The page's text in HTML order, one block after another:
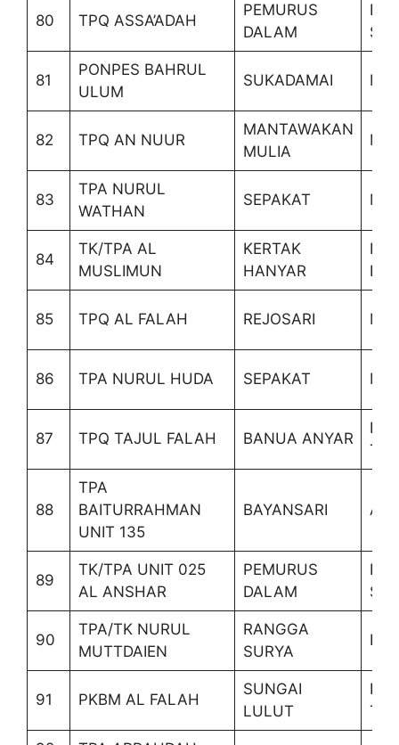
80 TPQ ASSA’ADAH
PEMURUS
DALAM
81
PONPES BAHRUL
ULUM
SUKADAMAI
82 TPQ AN NUUR
MANTAWAKAN
MULIA
83
TPA NURUL
WATHAN
SEPAKAT
84
TK/TPA AL
MUSLIMUN
KERTAK
HANYAR
85 TPQ AL FALAH REJOSARI
86 TPA NURUL HUDA SEPAKAT
87 TPQ TAJUL FALAH BANUA ANYAR
88
TPA
BAITURRAHMAN
UNIT 135
BAYANSARI
89
TK/TPA UNIT 025
AL ANSHAR
PEMURUS
DALAM
90
TPA/TK NURUL
MUTTDAIEN
RANGGA
SURYA
91 PKBM AL FALAH
SUNGAI
LULUT